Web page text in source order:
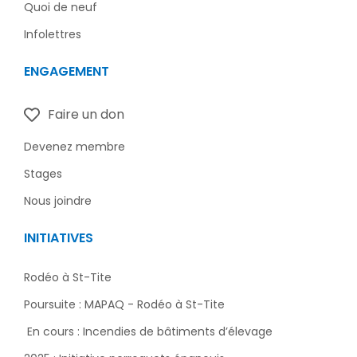
Quoi de neuf
Infolettres
ENGAGEMENT
Faire un don
Devenez membre
Stages
Nous joindre
INITIATIVES
Rodéo à St-Tite
Poursuite : MAPAQ - Rodéo à St-Tite
En cours : Incendies de bâtiments d’élevage